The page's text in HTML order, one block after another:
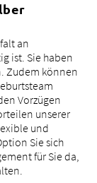
an
ist. Sie haben
Zudem können
Vorzügen
unserer
und
Sie sich
für Sie da,